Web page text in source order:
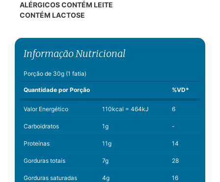
ALÉRGICOS CONTÉM LEITE
CONTÉM LACTOSE
Informação Nutricional
Porção de 30g (1 fatia)
Quantidade por Porção %VD*
Valor Energético 110kcal = 464kJ 6
Carboidratos 1g -
Proteínas 11g 14
Gorduras totais 7g 28
Gorduras saturadas 4g 16